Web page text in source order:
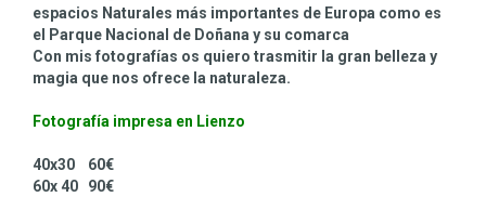
espacios Naturales más importantes de Europa como es
el Parque Nacional de Doñana y su comarca
Con mis fotografías os quiero trasmitir la gran belleza y
magia que nos ofrece la naturaleza.
Fotografía impresa en Lienzo
40x30 60€
60x 40 90€